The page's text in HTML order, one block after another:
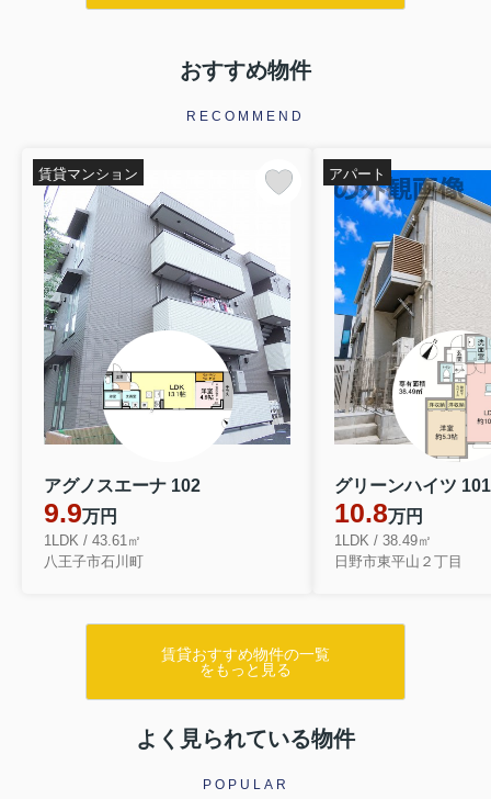
おすすめ物件
RECOMMEND
アグノスエーナ 102
9.9万円
1LDK / 43.61㎡
八王子市石川町
賃貸マンション
グリーンハイツ 101
10.8万円
1LDK / 38.49㎡
日野市東平山２丁目
アパート
賃貸おすすめ物件の一覧
をもっと見る
よく見られている物件
POPULAR